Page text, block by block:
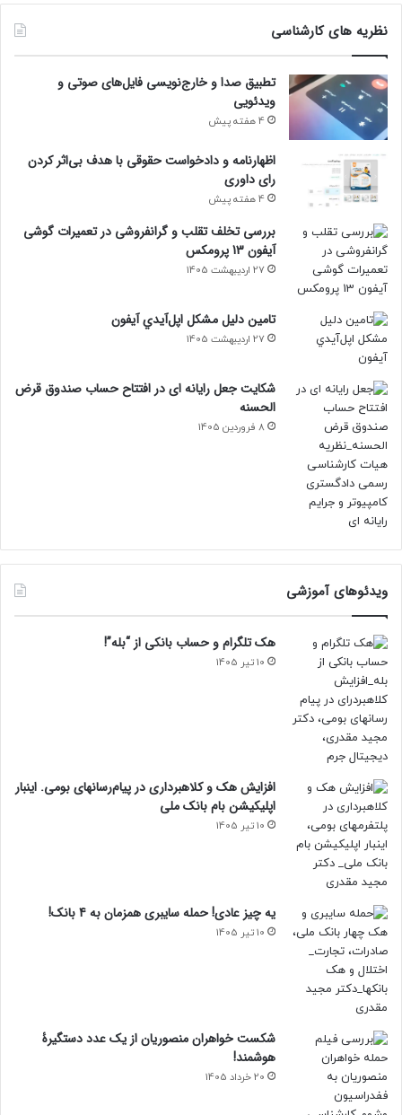
نظریه های کارشناسی
تطبیق صدا و خارج‌نویسی فایل‌های صوتی و
ویدئویی
4 هفته پیش
اظهارنامه و دادخواست حقوقی با هدف بی‌اثر کردن
رای داوری
4 هفته پیش
بررسی تخلف تقلب و گرانفروشی در تعمیرات گوشی
آیفون 13 پرومکس
27 اردیبهشت 1405
تامين دليل مشکل اپل‌آيدي آيفون
27 اردیبهشت 1405
شکایت جعل رایانه ای در افتتاح حساب صندوق قرض
الحسنه
8 فروردین 1405
ویدئوهای آموزشی
هک تلگرام و حساب بانکی از “بله”!
10 تیر 1405
افزایش هک و کلاهبرداری در پیام‌رسانهای بومی. اینبار
اپلیکیشن بام‌ بانک ملی
10 تیر 1405
یه چیز عادی! حمله سایبری همزمان به 4 بانک!
10 تیر 1405
شکست خواهران منصوریان از یک عدد دستگیرۀ
هوشمند!
20 خرداد 1405